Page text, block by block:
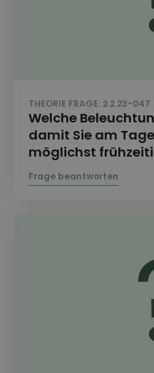
THEORIE FRAGE: 2.2.23-047
Welche
damit Sie am
möglichst